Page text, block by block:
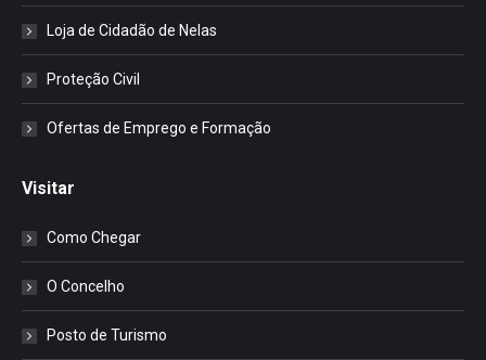
Loja de Cidadão de Nelas
Proteção Civil
Ofertas de Emprego e Formação
Visitar
Como Chegar
O Concelho
Posto de Turismo